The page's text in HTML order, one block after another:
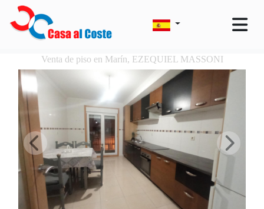
Venta de piso en Marín, EZEQUIEL MASSONI